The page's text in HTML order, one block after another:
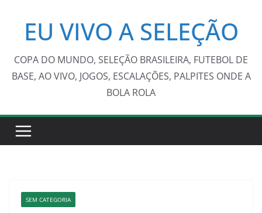
conteúdo
EU VIVO A SELEÇÃO
COPA DO MUNDO, SELEÇÃO BRASILEIRA, FUTEBOL DE
BASE, AO VIVO, JOGOS, ESCALAÇÕES, PALPITES ONDE A
BOLA ROLA
SEM CATEGORIA